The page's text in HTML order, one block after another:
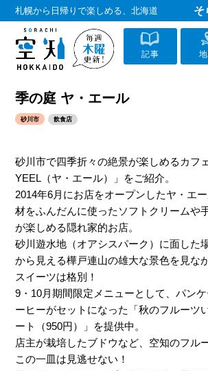
札幌から日帰りで楽しめる、北海道 そ
記事
季の庭 ヤ・エール
砂川市 飲食店
砂川市で四季折々の絶景が楽しめるカフ
YEEL（ヤ・エール）」をご紹介。
2014年6月にお店をオープンしたヤ・エ
材をふんだんに使ったソフトクリームや
が楽しめる隠れ家的お店。
砂川遊水地（オアシスパーク）に面した
から見える樺戸連山の雄大な景色を見な
スイーツは格別！
9・10月期間限定メニューとして、パン
ーヒーがセットになった「秋のフルーツ
ート（950円）」を提供中。
店主が栽培したブドウなど、空知のフル
この一皿は見逃せない！